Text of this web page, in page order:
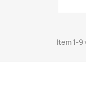
Item 1-9